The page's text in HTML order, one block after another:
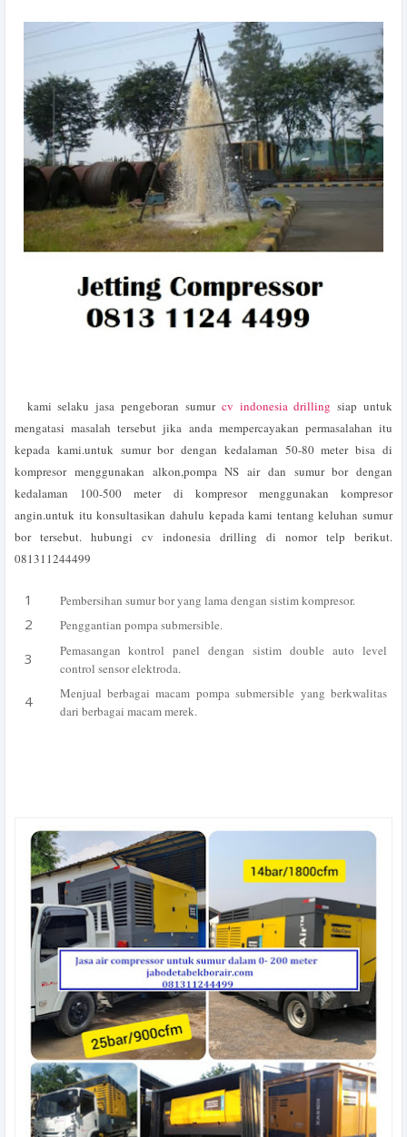
kami selaku jasa pengeboran sumur cv indonesia drilling siap untuk
mengatasi masalah tersebut jika anda mempercayakan permasalahan itu
kepada kami.untuk sumur bor dengan kedalaman 50-80 meter bisa di
kompresor menggunakan alkon,pompa NS air dan sumur bor dengan
kedalaman 100-500 meter di kompresor menggunakan kompresor
angin.untuk itu konsultasikan dahulu kepada kami tentang keluhan sumur
bor tersebut. hubungi cv indonesia drilling di nomor telp berikut.
081311244499
Pembersihan sumur bor yang lama dengan sistim kompresor.
Penggantian pompa submersible.
Pemasangan kontrol panel dengan sistim double auto level
control sensor elektroda.
Menjual berbagai macam pompa submersible yang berkwalitas
dari berbagai macam merek.